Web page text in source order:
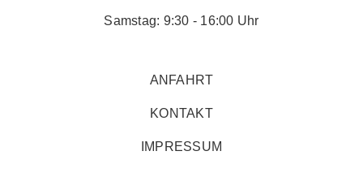
Samstag: 9:30 - 16:00 Uhr
ANFAHRT
KONTAKT
IMPRESSUM